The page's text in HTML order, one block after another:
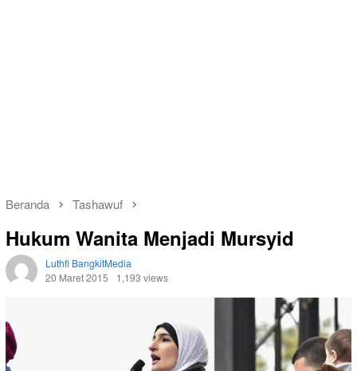
Beranda Tashawuf
Hukum Wanita Menjadi Mursyid
Luthfi BangkitMedia
20 Maret 2015
1,193 views